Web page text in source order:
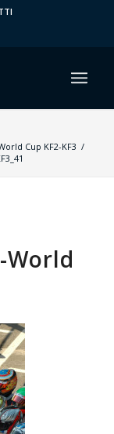
Cup KF2-KF3 /
World